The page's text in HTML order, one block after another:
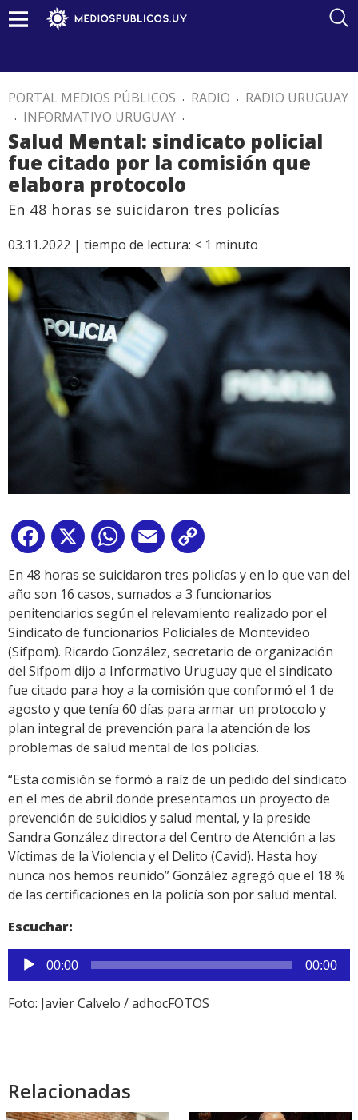
PORTAL MEDIOS PÚBLICOS . RADIO . RADIO URUGUAY
. INFORMATIVO URUGUAY .
Salud Mental: sindicato policial
fue citado por la comisión que
elabora protocolo
En 48 horas se suicidaron tres policías
03.11.2022 | tiempo de lectura: < 1 minuto
Facebook
X WhatsApp
Email
Link
En 48 horas se suicidaron tres policías y en lo que van del
año son 16 casos, sumados a 3 funcionarios
penitenciarios según el relevamiento realizado por el
Sindicato de funcionarios Policiales de Montevideo
(Sifpom). Ricardo González, secretario de organización
del Sifpom dijo a Informativo Uruguay que el sindicato
fue citado para hoy a la comisión que conformó el 1 de
agosto y que tenía 60 días para armar un protocolo y
plan integral de prevención para la atención de los
problemas de salud mental de los policías.
“Esta comisión se formó a raíz de un pedido del sindicato
en el mes de abril donde presentamos un proyecto de
prevención de suicidios y salud mental, y la preside
Sandra González directora del Centro de Atención a las
Víctimas de la Violencia y el Delito (Cavid). Hasta hoy
nunca nos hemos reunido” González agregó que el 18 %
de las certificaciones en la policía son por salud mental.
Escuchar:
Reproductor
de
audio
00:00 00:00
Foto: Javier Calvelo / adhocFOTOS
Relacionadas